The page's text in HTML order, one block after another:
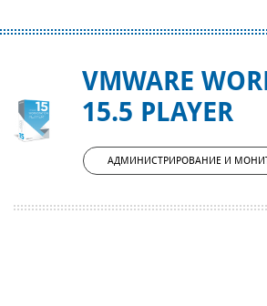
VMWARE
15.5 PLAYER
АДМИНИСТРИРОВАНИЕ И